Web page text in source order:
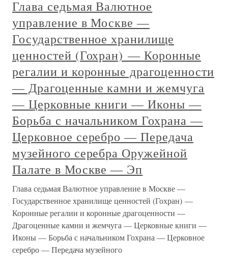
Глава седьмая Валютное
управление в Москве —
Государственное хранилище
ценностей (Гохран) — Коронные
регалии и коронные драгоценности
— Драгоценные камни и жемчуга
— Церковные книги — Иконы —
Борьба с начальником Гохрана —
Церковное серебро — Передача
музейного серебра Оружейной
Палате в Москве — Эп
Глава седьмая Валютное управление в Москве —
Государственное хранилище ценностей (Гохран) —
Коронные регалии и коронные драгоценности —
Драгоценные камни и жемчуга — Церковные книги —
Иконы — Борьба с начальником Гохрана — Церковное
серебро — Передача музейного